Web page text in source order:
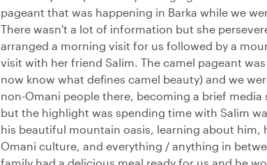
pageant that was happening in Barka while we
There wasn't a lot of information but she
arranged a morning visit for us followed by a
visit with her friend Salim. The camel pageant
now know what defines camel beauty) and we
non-Omani people there, becoming a brief media
but the highlight was spending time with Salim
his beautiful mountain oasis, learning about him,
Omani culture, and everything / anything in